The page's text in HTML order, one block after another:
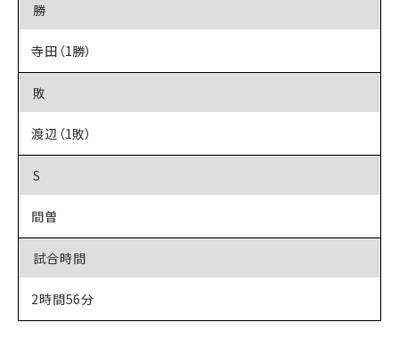
勝
寺田（1勝）
敗
渡辺（1敗）
S
間曽
試合時間
2時間56分